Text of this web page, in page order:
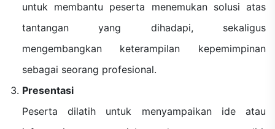
untuk membantu peserta menemukan solusi atas
tantangan yang dihadapi, sekaligus
mengembangkan keterampilan kepemimpinan
sebagai seorang profesional.
Presentasi
Peserta dilatih untuk menyampaikan ide atau